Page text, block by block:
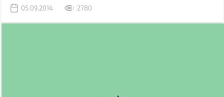
05.09.2014 2780